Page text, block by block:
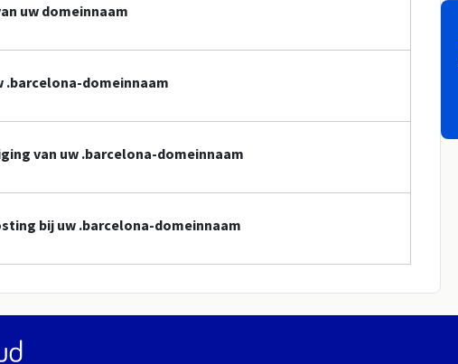
uw domeinnaam
.barcelona-domeinnaam
van uw .barcelona-domeinnaam
bij uw .barcelona-domeinnaam